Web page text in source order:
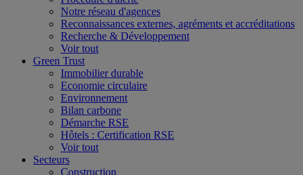
Notre réseau d'agences
Reconnaissances externes, agréments et accréditations
Recherche & Développement
Voir tout
Green Trust
Immobilier durable
Economie circulaire
Environnement
Bilan carbone
Démarche RSE
Hôtels : Certification RSE
Voir tout
Secteurs
Construction